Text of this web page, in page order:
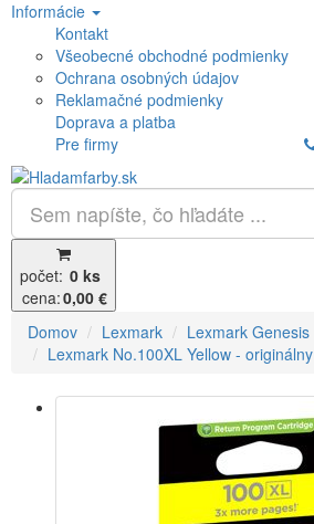
Informácie
Kontakt
Všeobecné obchodné podmienky
Ochrana osobných údajov
Reklamačné podmienky
Doprava a platba
Pre firmy
počet: 0 ks
cena:0,00 €
Domov
Lexmark
Lexmark Genesis
Lexmark No.100XL Yellow - originálny